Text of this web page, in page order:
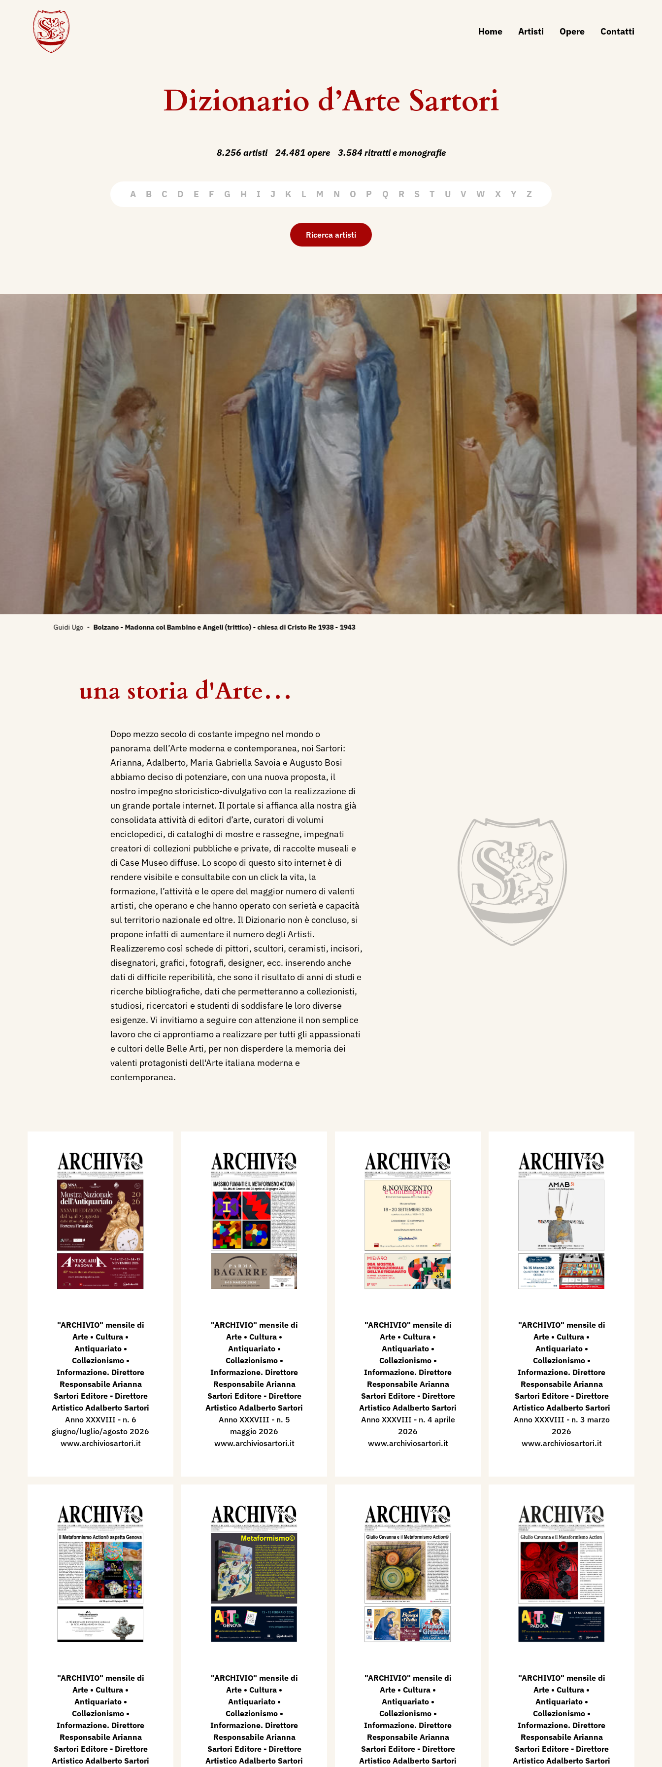
Home Artisti Opere Contatti
Dizionario d’Arte Sartori
8.256 artisti 24.481 opere 3.584 ritratti e monografie
A B C D E F G H I J K L M N O P Q R S T U V W X Y Z
Ricerca artisti
Addamiano Natale - Campo di papaveri 2000 ca. - s.d.
una storia d'Arte…
Dopo mezzo secolo di costante impegno nel mondo o
panorama dell’Arte moderna e contemporanea, noi Sartori:
Arianna, Adalberto, Maria Gabriella Savoia e Augusto Bosi
abbiamo deciso di potenziare, con una nuova proposta, il
nostro impegno storicistico-divulgativo con la realizzazione di
un grande portale internet. Il portale si affianca alla nostra già
consolidata attività di editori d’arte, curatori di volumi
enciclopedici, di cataloghi di mostre e rassegne, impegnati
creatori di collezioni pubbliche e private, di raccolte museali e
di Case Museo diffuse. Lo scopo di questo sito internet è di
rendere visibile e consultabile con un click la vita, la
formazione, l’attività e le opere del maggior numero di valenti
artisti, che operano e che hanno operato con serietà e capacità
sul territorio nazionale ed oltre. Il Dizionario non è concluso, si
propone infatti di aumentare il numero degli Artisti.
Realizzeremo così schede di pittori, scultori, ceramisti, incisori,
disegnatori, grafici, fotografi, designer, ecc. inserendo anche
dati di difficile reperibilità, che sono il risultato di anni di studi e
ricerche bibliografiche, dati che permetteranno a collezionisti,
studiosi, ricercatori e studenti di soddisfare le loro diverse
esigenze. Vi invitiamo a seguire con attenzione il non semplice
lavoro che ci approntiamo a realizzare per tutti gli appassionati
e cultori delle Belle Arti, per non disperdere la memoria dei
valenti protagonisti dell'Arte italiana moderna e
contemporanea.
"ARCHIVIO" mensile di
Arte • Cultura •
Antiquariato •
Collezionismo •
Informazione. Direttore
Responsabile Arianna
Sartori Editore - Direttore
Artistico Adalberto Sartori
Anno XXXVIII - n. 6
giugno/luglio/agosto 2026
www.archiviosartori.it
"ARCHIVIO" mensile di
Arte • Cultura •
Antiquariato •
Collezionismo •
Informazione. Direttore
Responsabile Arianna
Sartori Editore - Direttore
Artistico Adalberto Sartori
Anno XXXVIII - n. 5
maggio 2026
www.archiviosartori.it
"ARCHIVIO" mensile di
Arte • Cultura •
Antiquariato •
Collezionismo •
Informazione. Direttore
Responsabile Arianna
Sartori Editore - Direttore
Artistico Adalberto Sartori
Anno XXXVIII - n. 4 aprile
2026
www.archiviosartori.it
"ARCHIVIO" mensile di
Arte • Cultura •
Antiquariato •
Collezionismo •
Informazione. Direttore
Responsabile Arianna
Sartori Editore - Direttore
Artistico Adalberto Sartori
Anno XXXVIII - n. 3 marzo
2026
www.archiviosartori.it
"ARCHIVIO" mensile di
Arte • Cultura •
Antiquariato •
Collezionismo •
Informazione. Direttore
Responsabile Arianna
Sartori Editore - Direttore
Artistico Adalberto Sartori
"ARCHIVIO" mensile di
Arte • Cultura •
Antiquariato •
Collezionismo •
Informazione. Direttore
Responsabile Arianna
Sartori Editore - Direttore
Artistico Adalberto Sartori
"ARCHIVIO" mensile di
Arte • Cultura •
Antiquariato •
Collezionismo •
Informazione. Direttore
Responsabile Arianna
Sartori Editore - Direttore
Artistico Adalberto Sartori
"ARCHIVIO" mensile di
Arte • Cultura •
Antiquariato •
Collezionismo •
Informazione. Direttore
Responsabile Arianna
Sartori Editore - Direttore
Artistico Adalberto Sartori